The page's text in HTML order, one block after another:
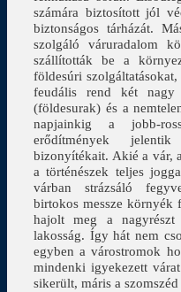
számára biztosított jól
biztonságos tárházát.
szolgáló váruradalom
szállították be a
földesúri
feudális rend két nagy
(földesurak) és a
napjainkig a jobb-
erődítmények
bizonyítékait. Akié a vár,
a történészek teljes
várban strázsáló
birtokos messze környék
hajolt meg a nagyrészt
lakosság. Így hát nem
egyben a várostromok
mindenki igyekezett
sikerült, máris a